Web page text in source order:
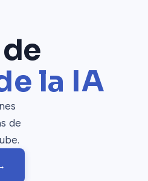
la IA
de